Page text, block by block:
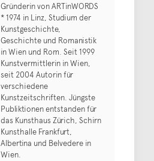
Gründerin von ARTinWORDS
* 1974 in Linz, Studium der
Kunstgeschichte,
Geschichte und Romanistik
in Wien und Rom. Seit 1999
Kunstvermittlerin in Wien,
seit 2004 Autorin für
verschiedene
Kunstzeitschriften. Jüngste
Publiktionen entstanden für
das Kunsthaus Zürich, Schirn
Kunsthalle Frankfurt,
Albertina und Belvedere in
Wien.